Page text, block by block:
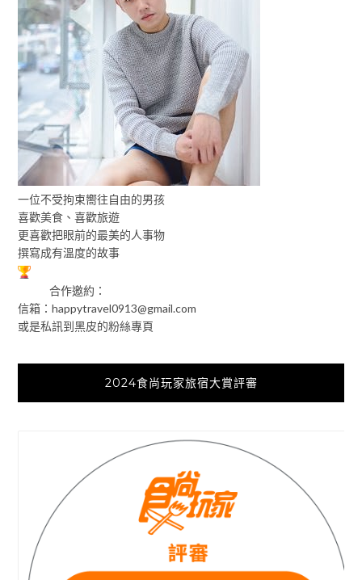
一位不受拘束嚮往自由的男孩
喜歡美食、喜歡旅遊
更喜歡把眼前的最美的人事物
撰寫成有溫度的故事
合作邀約：
信箱：happytravel0913@gmail.com
或是私訊到黑皮的粉絲專頁
2024食尚玩家旅宿大賞評審